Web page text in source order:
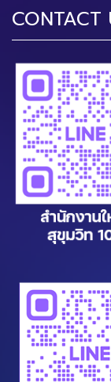
CONTACT